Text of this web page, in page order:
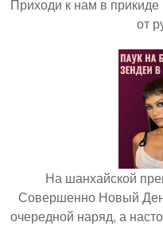
Приходи к нам в прикиде
от
На шанхайской
Совершенно Новый
очередной наряд, а